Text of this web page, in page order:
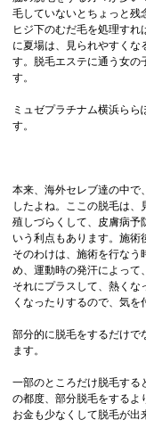
毛していないとちょっと残
ヒジ下のむだ毛を処理す
に夏場は、見られやすくな
す。脱毛エステに通う女の
す。
ミュゼプラチナム横浜ら
す。
本来、海外セレブ達の中で
したよね。ここの脱毛は
殖しづらくして、皮膚病予
いう利点もあります。施術
そのわけは、施術を行なう
め、運動時の発汗によって
それにプラスして、熱くな
くなったりするので、気を
部分的に脱毛をするだけで
ます。
一部のところだけ脱毛する
の都度、部分脱毛をするよ
お金も少なくして脱毛が出